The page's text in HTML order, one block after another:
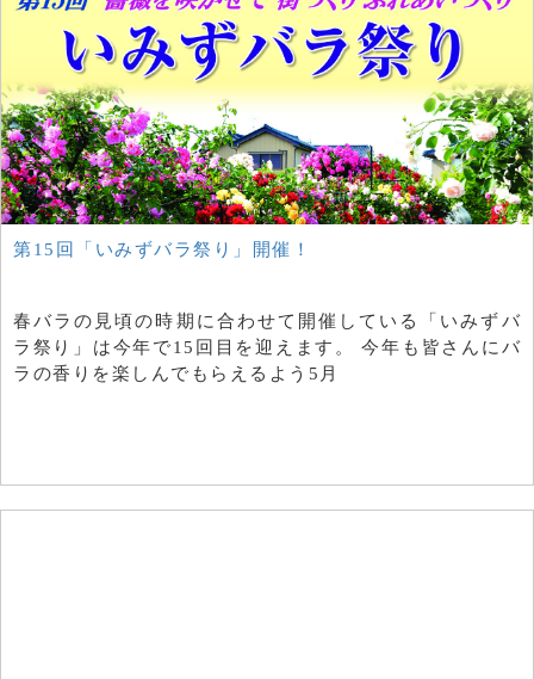
第15回「いみずバラ祭り」開催！
春バラの見頃の時期に合わせて開催している「いみずバ
ラ祭り」は今年で15回目を迎えます。 今年も皆さんにバ
ラの香りを楽しんでもらえるよう5月